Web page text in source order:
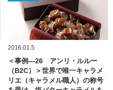
2016.01.5
＜事例―26 アンリ・ルルー
（B2C）＞世界で唯一キャラメ
リエ（キャラメル職人）の称号